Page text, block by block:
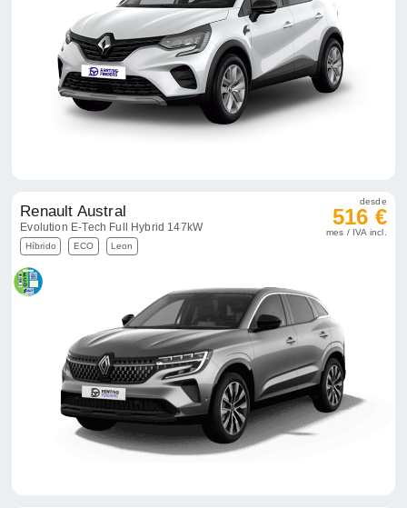
Renault Austral
Evolution E-Tech Full Hybrid 147kW
Híbrido ECO Leon
desde
516 €
mes / IVA incl.